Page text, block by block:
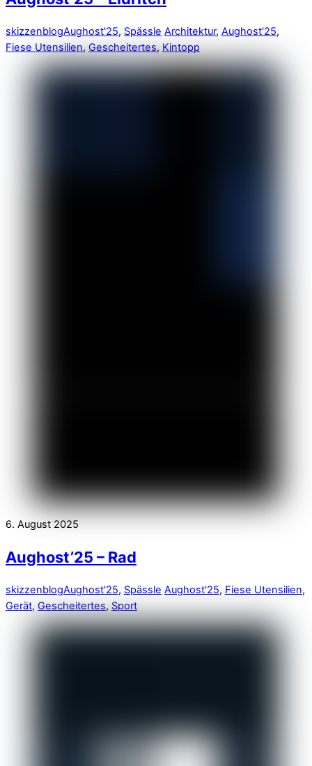
skizzenblogAughost'25, Spässle Architektur, Aughost'25,
Fiese Utensilien,Gescheitertes,Kintopp
6. August 2025
Aughost’25 – Rad
skizzenblogAughost'25, Spässle Aughost'25, Fiese Utensilien,
Gerät, Gescheitertes, Sport